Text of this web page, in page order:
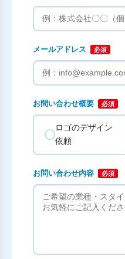
メールアドレス 必須
お問い合わせ概要 必須
ロゴのデザイン
依頼
お問い合わせ内容 必須